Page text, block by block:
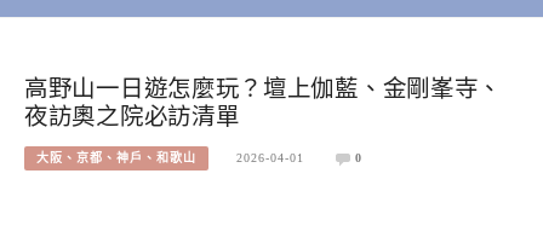
高野山一日遊怎麼玩？壇上伽藍、金剛峯寺、
夜訪奧之院必訪清單
大阪、京都、神戶、和歌山 2026-04-01 0